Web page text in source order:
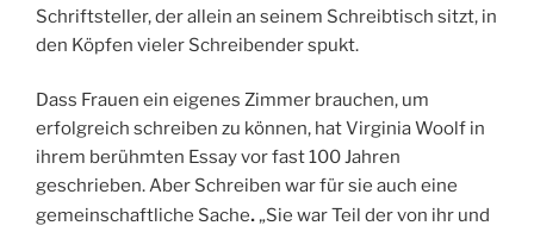
Schriftsteller, der allein an seinem Schreibtisch sitzt, in
den Köpfen vieler Schreibender spukt.
Dass Frauen ein eigenes Zimmer brauchen, um
erfolgreich schreiben zu können, hat Virginia Woolf in
ihrem berühmten Essay vor fast 100 Jahren
geschrieben. Aber Schreiben war für sie auch eine
gemeinschaftliche Sache.„Sie war Teil der von ihr und